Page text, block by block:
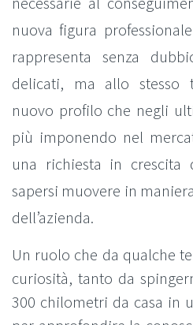
nuova figura
rappresenta senza
delicati, ma allo stesso
nuovo profilo che negli
più imponendo nel
una richiesta in
sapersi muovere in
dell’azienda.
Un ruolo che da qualche
curiosità, tanto da
300 chilometri da casa in